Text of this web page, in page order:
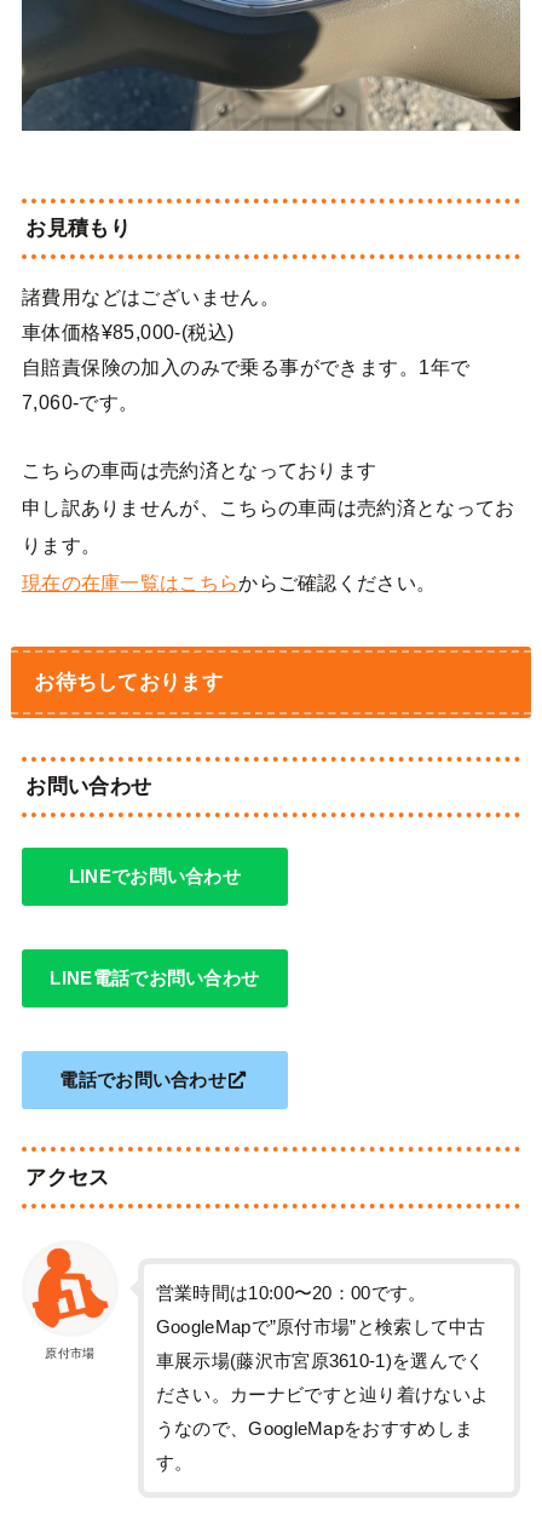
お見積もり
諸費用などはございません。
車体価格¥85,000-(税込)
自賠責保険の加入のみで乗る事ができます。1年で
7,060-です。
こちらの車両は売約済となっております
申し訳ありませんが、こちらの車両は売約済となってお
ります。
現在の在庫一覧はこちらからご確認ください。
お待ちしております
お問い合わせ
LINEでお問い合わせ
LINE電話でお問い合わせ
電話でお問い合わせ
アクセス
原付市場
営業時間は10:00〜20：00です。
GoogleMapで”原付市場”と検索して中古
車展示場(藤沢市宮原3610-1)を選んでく
ださい。カーナビですと辿り着けないよ
うなので、GoogleMapをおすすめしま
す。